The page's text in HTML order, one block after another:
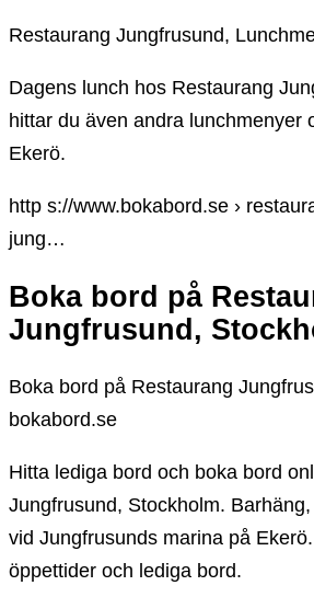
Restaurang Jungfrusund,
Dagens lunch hos Restaurang
hittar du även andra lunchmenyer
Ekerö.
http s://www.bokabord.se ›
jung…
Boka bord på
Jungfrusund,
Boka bord på Restaurang
bokabord.se
Hitta lediga bord och boka bord
Jungfrusund, Stockholm.
vid Jungfrusunds marina på
öppettider och lediga bord.